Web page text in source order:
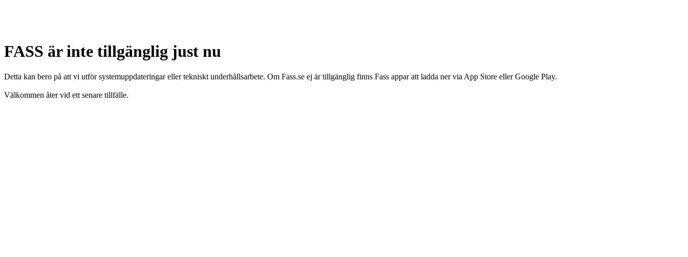
FASS är inte tillgänglig just nu
Detta kan bero på att vi utför systemuppdateringar eller tekniskt underhållsarbete. Om Fass.se ej är tillgänglig finns Fass appar att ladda ner via App Store eller Google Play.
Välkommen åter vid ett senare tillfälle.